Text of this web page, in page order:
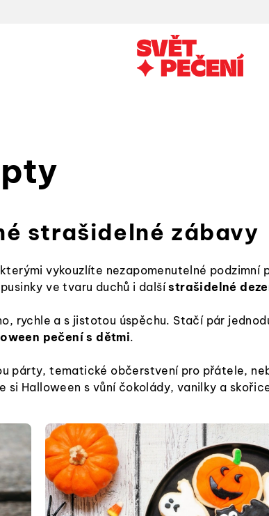
strašidelné zábavy
vykouzlíte nezapomenutelné
ve tvaru duchů i dalšístrašidelné
rychle a s jistotou úspěchu. Stačí pár
pečení s dětmi.
párty, tematické občerstvení pro přátele,
Halloween s vůní čokolády, vanilky a